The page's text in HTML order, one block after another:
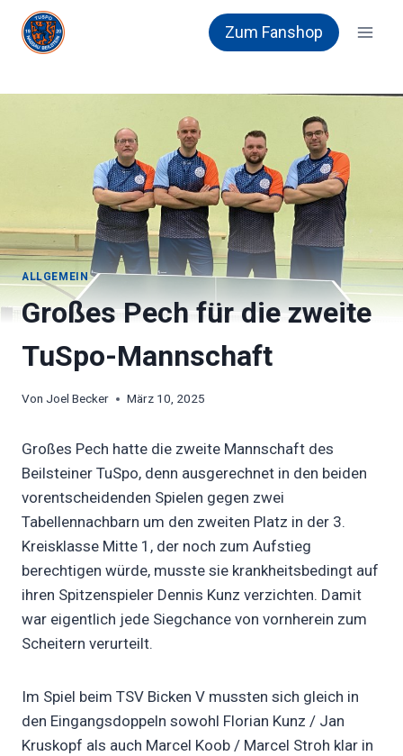
Zum
Inhalt
springen
Zum Fanshop
ALLGEMEIN
Großes Pech für die zweite
TuSpo-Mannschaft
Von Joel Becker März 10, 2025
Großes Pech hatte die zweite Mannschaft des
Beilsteiner TuSpo, denn ausgerechnet in den beiden
vorentscheidenden Spielen gegen zwei
Tabellennachbarn um den zweiten Platz in der 3.
Kreisklasse Mitte 1, der noch zum Aufstieg
berechtigen würde, musste sie krankheitsbedingt auf
ihren Spitzenspieler Dennis Kunz verzichten. Damit
war eigentlich jede Siegchance von vornherein zum
Scheitern verurteilt.
Im Spiel beim TSV Bicken V mussten sich gleich in
den Eingangsdoppeln sowohl Florian Kunz / Jan
Kruskopf als auch Marcel Koob / Marcel Stroh klar in